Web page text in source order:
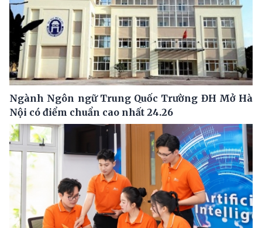
Ngành Ngôn ngữ Trung Quốc Trường ĐH Mở Hà
Nội có điểm chuẩn cao nhất 24.26